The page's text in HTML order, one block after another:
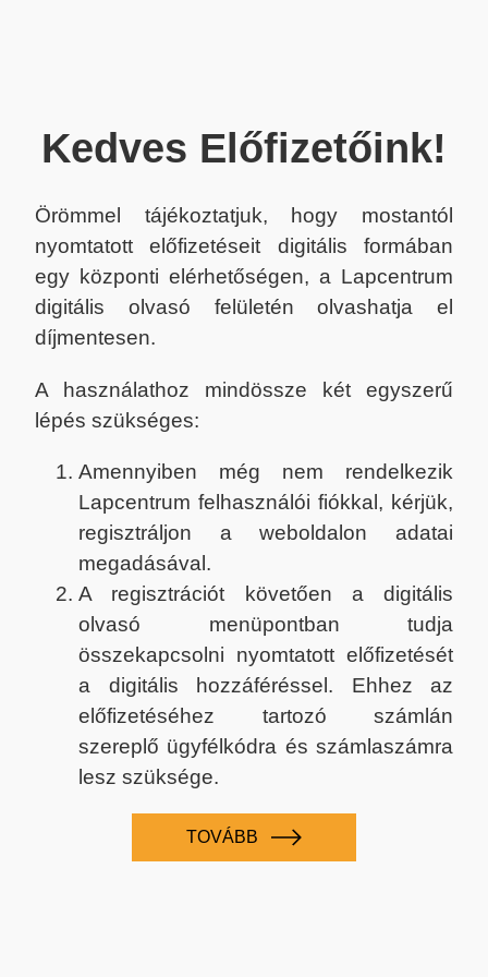
Kedves Előfizetőink!
Örömmel tájékoztatjuk, hogy mostantól
nyomtatott előfizetéseit digitális formában
egy központi elérhetőségen, a Lapcentrum
digitális olvasó felületén olvashatja el
díjmentesen.
A használathoz mindössze két egyszerű
lépés szükséges:
Amennyiben még nem rendelkezik
Lapcentrum felhasználói fiókkal, kérjük,
regisztráljon a weboldalon adatai
megadásával.
A regisztrációt követően a digitális
olvasó menüpontban tudja
összekapcsolni nyomtatott előfizetését
a digitális hozzáféréssel. Ehhez az
előfizetéséhez tartozó számlán
szereplő ügyfélkódra és számlaszámra
lesz szüksége.
TOVÁBB